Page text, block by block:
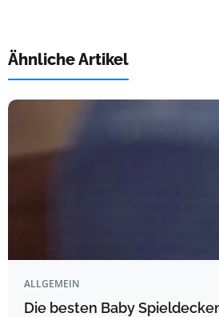
Ähnliche Artikel
ALLGEMEIN
Die besten Baby